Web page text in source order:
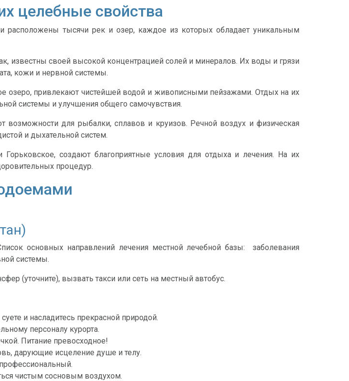
целебные свойства
расположены тысячи рек и озер, каждое из которых обладает уникальным
известны своей высокой концентрацией солей и минералов. Их воды и грязи
кожи и нервной системы.
озеро, привлекают чистейшей водой и живописными пейзажами. Отдых на их
системы и улучшения общего самочувствия.
возможности для рыбалки, сплавов и круизов. Речной воздух и физическая
и дыхательной систем.
создают благоприятные условия для отдыха и лечения. На их
процедур.
основных направлений лечения местной лечебной базы: заболевания
системы.
(уточните), вызвать такси или сеть на местный автобус.
и насладитесь прекрасной природой.
персоналу курорта.
Питание превосходное!
дарующие исцеление душе и телу.
чистым сосновым воздухом.